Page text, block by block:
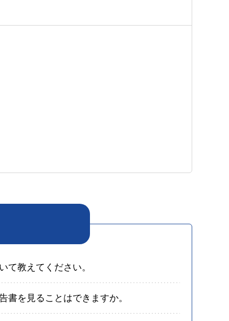
て教えてください。
書を見ることはできますか。